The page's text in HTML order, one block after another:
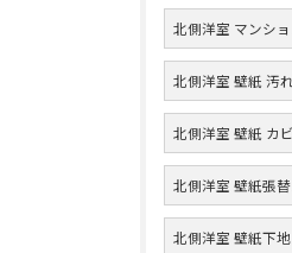
北側洋室 マンシ
北側洋室 壁紙 汚
北側洋室 壁紙 カ
北側洋室 壁紙張
北側洋室 壁紙下